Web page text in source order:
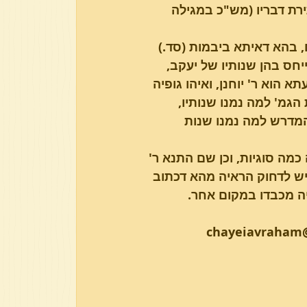
דבריו (מש"כ במגילה
בהא דאיתא ביבמות (סד.)
בהן שנותיו של יעקב,
ר' יוחנן, ואיהו גופיה
למה נמנו שנותיו,
למה נמנו שנות
סוגיות, וכן שם התנא ר'
לדחוק הראיה מהא דכתוב
מכבדו במקום אחר.